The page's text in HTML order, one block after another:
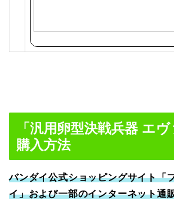
「汎用卵型決戦兵器 エ
購入方法
バンダイ公式ショッピングサイト「
イ」および一部のインターネット通